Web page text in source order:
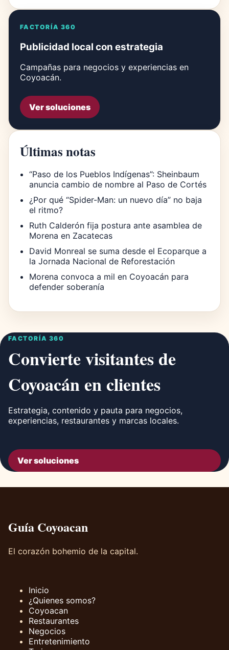
FACTORÍA 360
Publicidad local con estrategia
Campañas para negocios y experiencias en
Coyoacán.
Ver soluciones
Últimas notas
“Paso de los Pueblos Indígenas”: Sheinbaum
anuncia cambio de nombre al Paso de Cortés
¿Por qué “Spider-Man: un nuevo día” no baja
el ritmo?
Ruth Calderón fija postura ante asamblea de
Morena en Zacatecas
David Monreal se suma desde el Ecoparque a
la Jornada Nacional de Reforestación
Morena convoca a mil en Coyoacán para
defender soberanía
FACTORÍA 360
Convierte visitantes de
Coyoacán en clientes
Estrategia, contenido y pauta para negocios,
experiencias, restaurantes y marcas locales.
Ver soluciones
Guía Coyoacan
El corazón bohemio de la capital.
Inicio
¿Quienes somos?
Coyoacan
Restaurantes
Negocios
Entretenimiento